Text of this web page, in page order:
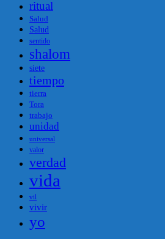
ritual
Salud
Salud
sentido
shalom
siete
tiempo
tierra
Tora
trabajo
unidad
universal
valor
verdad
vida
vil
vivir
yo